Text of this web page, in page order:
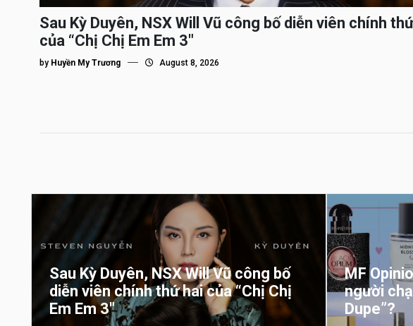
Sau Kỳ Duyên, NSX Will Vũ công bố diễn viên chính
của “Chị Chị Em Em 3″
by Huyền My Trương August 8, 2026
Sau Kỳ Duyên, NSX Will Vũ công bố
diễn viên chính thứ hai của “Chị Chị
Em Em 3″
MF
người
Dupe”?